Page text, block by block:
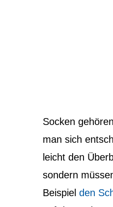
Socken
man sich
leicht den
sondern
Beispiel den